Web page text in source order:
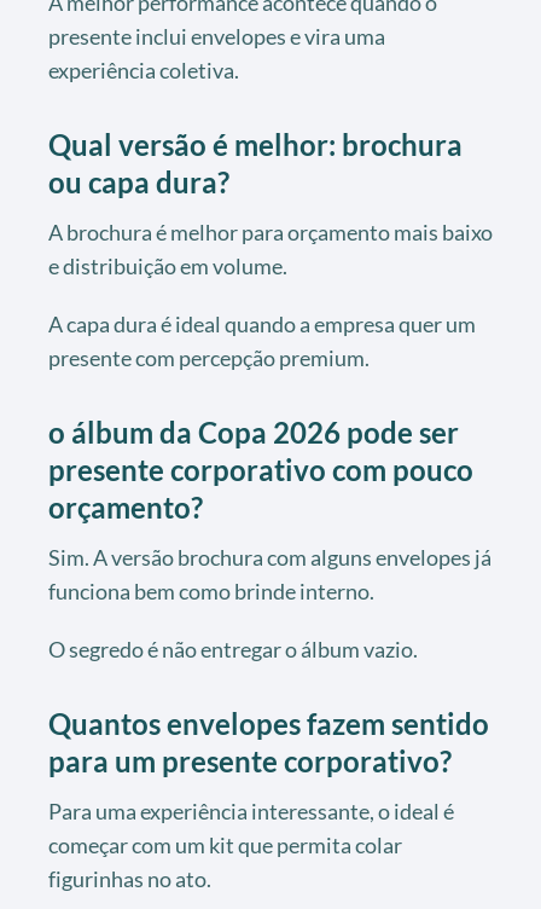
presente inclui envelopes e vira uma
experiência coletiva.
Qual versão é melhor: brochura
ou capa dura?
A brochura é melhor para orçamento mais baixo
e distribuição em volume.
A capa dura é ideal quando a empresa quer um
presente com percepção premium.
o álbum da Copa 2026 pode ser
presente corporativo com pouco
orçamento?
Sim. A versão brochura com alguns envelopes já
funciona bem como brinde interno.
O segredo é não entregar o álbum vazio.
Quantos envelopes fazem sentido
para um presente corporativo?
Para uma experiência interessante, o ideal é
começar com um kit que permita colar
figurinhas no ato.